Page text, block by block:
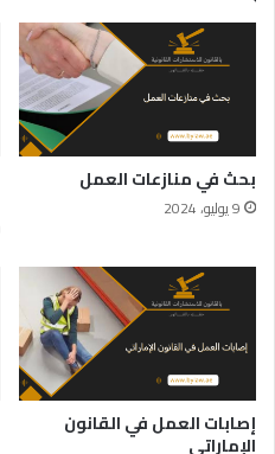
بحث في منازعات العمل
9 يوليو، 2024
إصابات العمل في القانون
الإماراتي